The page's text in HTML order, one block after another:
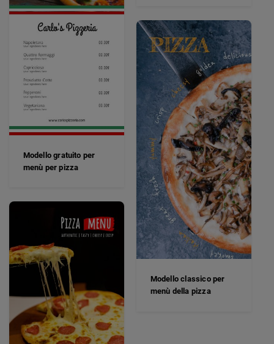
Modello gratuito per
menù per pizza
Modello classico per
menù della pizza